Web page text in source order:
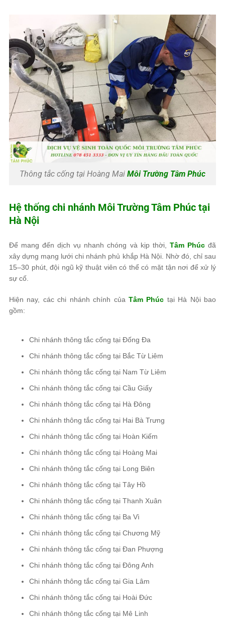
Thông tắc cống tại Hoàng Mai Môi Trường Tâm Phúc
Hệ thống chi nhánh Môi Trường Tâm Phúc tại
Hà Nội
Để mang đến dịch vụ nhanh chóng và kịp thời, Tâm Phúcđã
xây dựng mạng lưới chi nhánh phủ khắp Hà Nội. Nhờ đó, chỉ sau
15–30 phút, đội ngũ kỹ thuật viên có thể có mặt tận nơi để xử lý
sự cố.
Hiện nay, các chi nhánh chính của Tâm Phúc tại Hà Nội bao
gồm:
Chi nhánh thông tắc cống tại Đống Đa
Chi nhánh thông tắc cống tại Bắc Từ Liêm
Chi nhánh thông tắc cống tại Nam Từ Liêm
Chi nhánh thông tắc cống tại Cầu Giấy
Chi nhánh thông tắc cống tại Hà Đông
Chi nhánh thông tắc cống tại Hai Bà Trưng
Chi nhánh thông tắc cống tại Hoàn Kiếm
Chi nhánh thông tắc cống tại Hoàng Mai
Chi nhánh thông tắc cống tại Long Biên
Chi nhánh thông tắc cống tại Tây Hồ
Chi nhánh thông tắc cống tại Thanh Xuân
Chi nhánh thông tắc cống tại Ba Vì
Chi nhánh thông tắc cống tại Chương Mỹ
Chi nhánh thông tắc cống tại Đan Phượng
Chi nhánh thông tắc cống tại Đông Anh
Chi nhánh thông tắc cống tại Gia Lâm
Chi nhánh thông tắc cống tại Hoài Đức
Chi nhánh thông tắc cống tại Mê Linh